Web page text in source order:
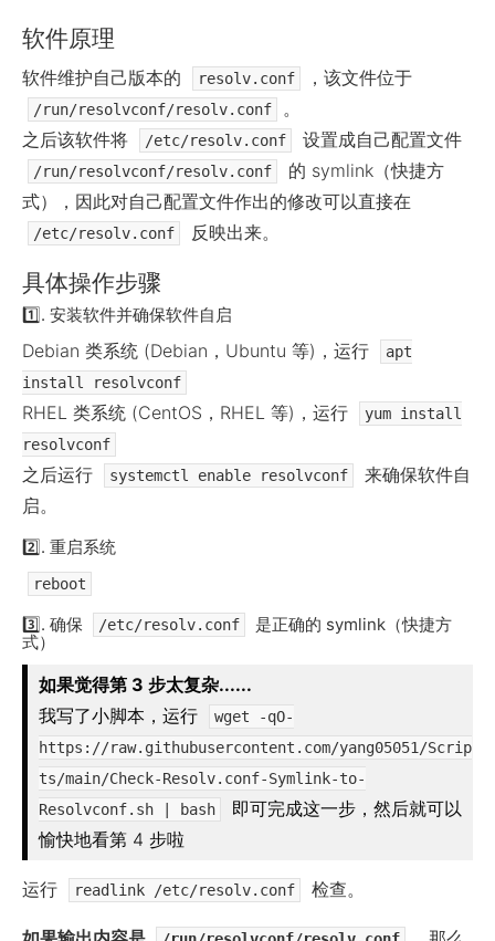
软件原理
软件维护自己版本的 resolv.conf ，该文件位于
/run/resolvconf/resolv.conf
。
之后该软件将
/etc/resolv.conf 设置成自己配置文件
/run/resolvconf/resolv.conf
的 symlink（快捷方
式），因此对自己配置文件作出的修改可以直接在
/etc/resolv.conf 反映出来。
具体操作步骤
1️⃣. 安装软件并确保软件自启
Debian 类系统 (Debian，Ubuntu 等)，运行
apt
install resolvconf
RHEL 类系统 (CentOS，RHEL 等)，运行
yum install
resolvconf
之后运行 systemctl enable resolvconf
来确保软件自
启。
2️⃣. 重启系统
reboot
3️⃣. 确保 /etc/resolv.conf
是正确的 symlink（快捷方
式）
如果觉得第 3 步太复杂......
我写了小脚本，运行
wget -qO-
https://raw.githubusercontent.com/yang05051/Scrip
ts/main/Check-Resolv.conf-Symlink-to-
Resolvconf.sh | bash
即可完成这一步，然后就可以
愉快地看第 4 步啦
运行 readlink /etc/resolv.conf 检查。